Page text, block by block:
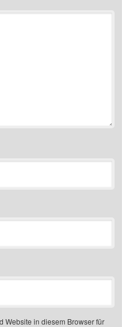
Website in diesem Browser für